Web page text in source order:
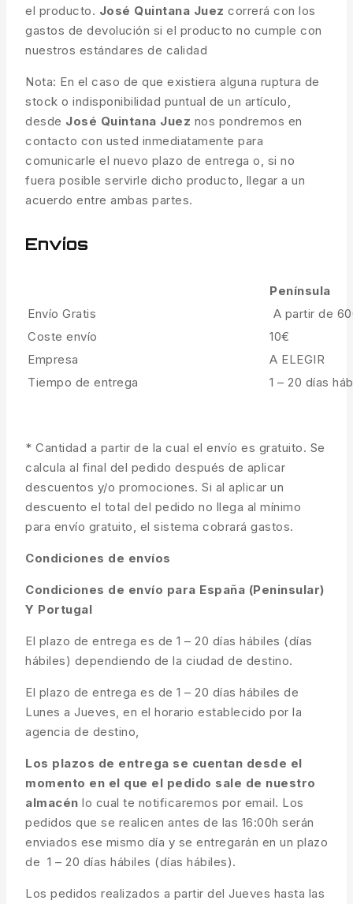
el producto. José Quintana Juez correrá con los
gastos de devolución si el producto no cumple con
nuestros estándares de calidad
Nota: En el caso de que existiera alguna ruptura de
stock o indisponibilidad puntual de un artículo,
desde José Quintana Juez nos pondremos en
contacto con usted inmediatamente para
comunicarle el nuevo plazo de entrega o, si no
fuera posible servirle dicho producto, llegar a un
acuerdo entre ambas partes.
Envíos
Península
Envío Gratis
A partir de
Coste envío
10€
Empresa
A ELEGIR
Tiempo de entrega
1 – 20 días
* Cantidad a partir de la cual el envío es gratuito. Se
calcula al final del pedido después de aplicar
descuentos y/o promociones. Si al aplicar un
descuento el total del pedido no llega al mínimo
para envío gratuito, el sistema cobrará gastos.
Condiciones de envíos
Condiciones de envío para España (Peninsular)
Y Portugal
El plazo de entrega es de 1 – 20 días hábiles (días
hábiles) dependiendo de la ciudad de destino.
El plazo de entrega es de 1 – 20 días hábiles de
Lunes a Jueves, en el horario establecido por la
agencia de destino,
Los plazos de entrega se cuentan desde el
momento en el que el pedido sale de nuestro
almacén lo cual te notificaremos por email. Los
pedidos que se realicen antes de las 16:00h serán
enviados ese mismo día y se entregarán en un plazo
de 1 – 20 días hábiles (días hábiles).
Los pedidos realizados a partir del Jueves hasta las